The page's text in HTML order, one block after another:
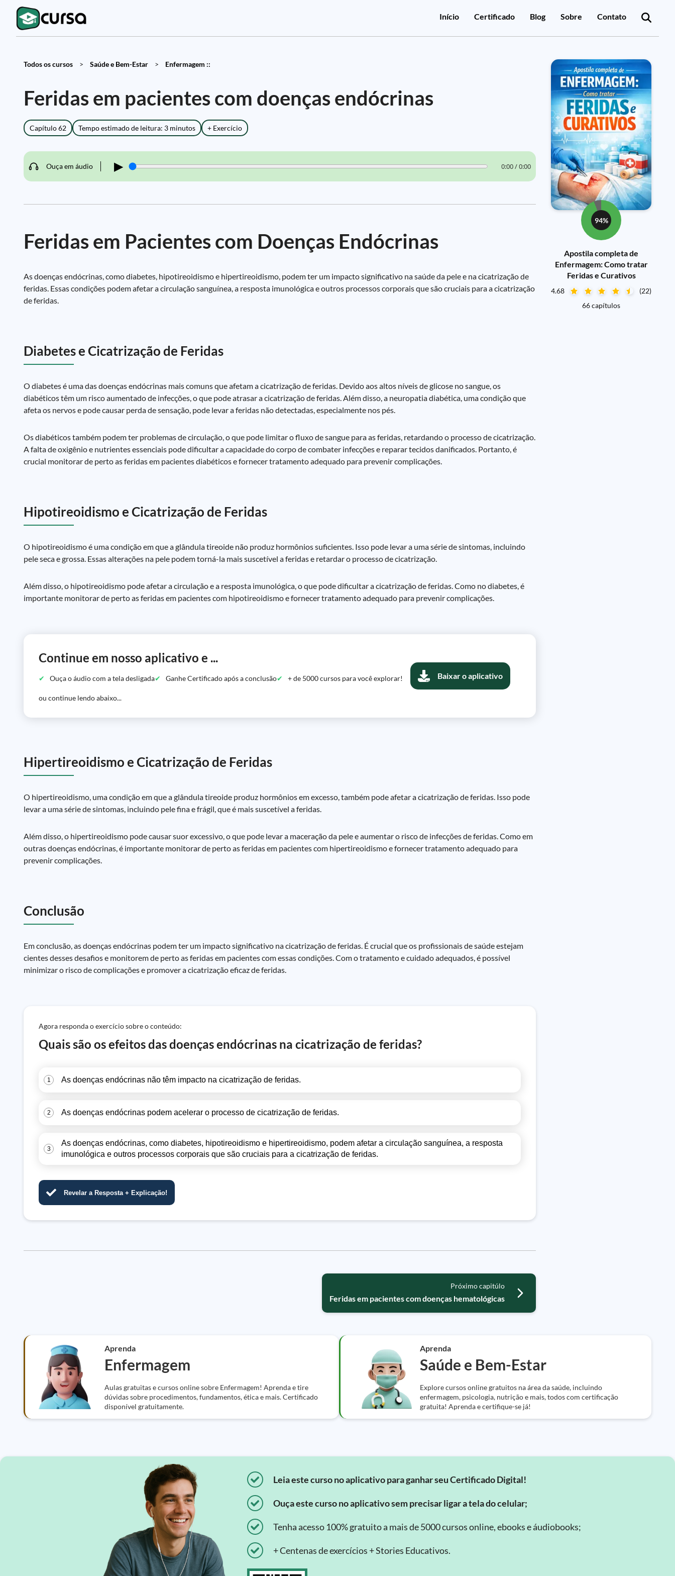
Início Certificado Blog Sobre Contato
Todos os cursos > Saúde e Bem-Estar > Enfermagem ::
Feridas em pacientes com doenças endócrinas
Capítulo 62 Tempo estimado de leitura: 3 minutos + Exercício
Ouça em áudio ▶ 0:00 / 0:00
Feridas em Pacientes com Doenças Endócrinas
As doenças endócrinas, como diabetes, hipotireoidismo e hipertireoidismo, podem ter um impacto significativo na saúde da pele e na cicatrização de
feridas. Essas condições podem afetar a circulação sanguínea, a resposta imunológica e outros processos corporais que são cruciais para a cicatrização
de feridas.
Diabetes e Cicatrização de Feridas
O diabetes é uma das doenças endócrinas mais comuns que afetam a cicatrização de feridas. Devido aos altos níveis de glicose no sangue, os
diabéticos têm um risco aumentado de infecções, o que pode atrasar a cicatrização de feridas. Além disso, a neuropatia diabética, uma condição que
afeta os nervos e pode causar perda de sensação, pode levar a feridas não detectadas, especialmente nos pés.
Os diabéticos também podem ter problemas de circulação, o que pode limitar o fluxo de sangue para as feridas, retardando o processo de cicatrização.
A falta de oxigênio e nutrientes essenciais pode dificultar a capacidade do corpo de combater infecções e reparar tecidos danificados. Portanto, é
crucial monitorar de perto as feridas em pacientes diabéticos e fornecer tratamento adequado para prevenir complicações.
Hipotireoidismo e Cicatrização de Feridas
O hipotireoidismo é uma condição em que a glândula tireoide não produz hormônios suficientes. Isso pode levar a uma série de sintomas, incluindo
pele seca e grossa. Essas alterações na pele podem torná-la mais suscetível a feridas e retardar o processo de cicatrização.
Além disso, o hipotireoidismo pode afetar a circulação e a resposta imunológica, o que pode dificultar a cicatrização de feridas. Como no diabetes, é
importante monitorar de perto as feridas em pacientes com hipotireoidismo e fornecer tratamento adequado para prevenir complicações.
Continue em nosso aplicativo e ...
Ouça o áudio com a tela desligada Ganhe Certificado após a conclusão + de 5000 cursos para você explorar!
ou continue lendo abaixo...
Baixar o aplicativo
Hipertireoidismo e Cicatrização de Feridas
O hipertireoidismo, uma condição em que a glândula tireoide produz hormônios em excesso, também pode afetar a cicatrização de feridas. Isso pode
levar a uma série de sintomas, incluindo pele fina e frágil, que é mais suscetível a feridas.
Além disso, o hipertireoidismo pode causar suor excessivo, o que pode levar a maceração da pele e aumentar o risco de infecções de feridas. Como em
outras doenças endócrinas, é importante monitorar de perto as feridas em pacientes com hipertireoidismo e fornecer tratamento adequado para
prevenir complicações.
Conclusão
Em conclusão, as doenças endócrinas podem ter um impacto significativo na cicatrização de feridas. É crucial que os profissionais de saúde estejam
cientes desses desafios e monitorem de perto as feridas em pacientes com essas condições. Com o tratamento e cuidado adequados, é possível
minimizar o risco de complicações e promover a cicatrização eficaz de feridas.
Agora responda o exercício sobre o conteúdo:
Quais são os efeitos das doenças endócrinas na cicatrização de feridas?
1 As doenças endócrinas não têm impacto na cicatrização de feridas.
2 As doenças endócrinas podem acelerar o processo de cicatrização de feridas.
3
As doenças endócrinas, como diabetes, hipotireoidismo e hipertireoidismo, podem afetar a circulação sanguínea, a resposta
imunológica e outros processos corporais que são cruciais para a cicatrização de feridas.
Revelar a Resposta + Explicação!
Próximo capitúlo
Feridas em pacientes com doenças hematológicas
94%
Apostila completa de
Enfermagem: Como tratar
Feridas e Curativos
4.68
(22)
66 capítulos
Aprenda
Enfermagem
Aulas gratuitas e cursos online sobre Enfermagem! Aprenda e tire
dúvidas sobre procedimentos, fundamentos, ética e mais. Certificado
disponível gratuitamente.
Aprenda
Saúde e Bem-Estar
Explore cursos online gratuitos na área da saúde, incluindo
enfermagem, psicologia, nutrição e mais, todos com certificação
gratuita! Aprenda e certifique-se já!
Leia este curso no aplicativo para ganhar seu Certificado Digital!
Ouça este curso no aplicativo sem precisar ligar a tela do celular;
Tenha acesso 100% gratuito a mais de 5000 cursos online, ebooks e áudiobooks;
+ Centenas de exercícios + Stories Educativos.